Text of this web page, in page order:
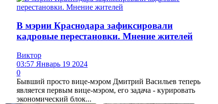
В мэрии Краснодара зафиксировали
кадровые перестановки. Мнение жителей
Виктор
03:57 Январь 19 2024
0
Бывший просто вице-мэром Дмитрий Васильев теперь
является первым вице-мэром, его задача - курировать
экономический блок...